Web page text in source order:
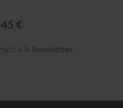
€
à la Newsletter